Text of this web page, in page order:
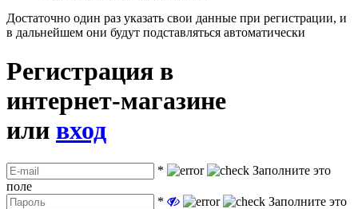
Достаточно один раз указать свои данные при регистрации, и
в дальнейшем они будут подставляться автоматически
Регистрация в
интернет-магазине
или вход
*
Заполните это
поле
*
Заполните это